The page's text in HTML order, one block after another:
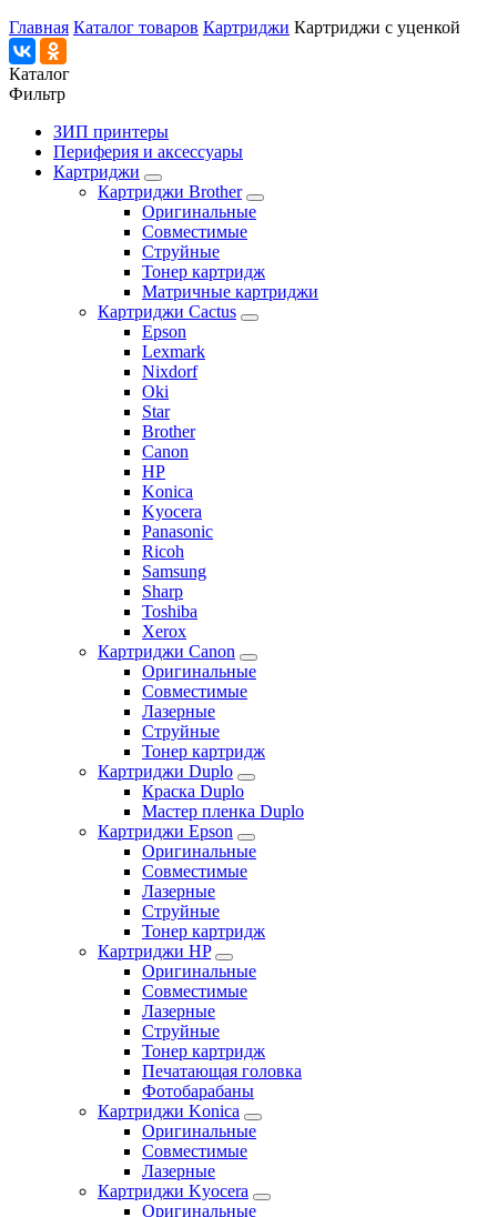
Главная Каталог товаров Картриджи Картриджи с уценкой
Каталог
Фильтр
ЗИП принтеры
Периферия и аксессуары
Картриджи
Картриджи Brother
Оригинальные
Совместимые
Струйные
Тонер картридж
Матричные картриджи
Картриджи Cactus
Epson
Lexmark
Nixdorf
Oki
Star
Brother
Canon
HP
Konica
Kyocera
Panasonic
Ricoh
Samsung
Sharp
Toshiba
Xerox
Картриджи Canon
Оригинальные
Совместимые
Лазерные
Струйные
Тонер картридж
Картриджи Duplo
Краска Duplo
Мастер пленка Duplo
Картриджи Epson
Оригинальные
Совместимые
Лазерные
Струйные
Тонер картридж
Картриджи HP
Оригинальные
Совместимые
Лазерные
Струйные
Тонер картридж
Печатающая головка
Фотобарабаны
Картриджи Konica
Оригинальные
Совместимые
Лазерные
Картриджи Kyocera
Оригинальные